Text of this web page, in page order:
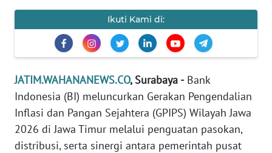
Ikuti Kami di:
JATIM.WAHANANEWS.CO, Surabaya -Bank
Indonesia (BI) meluncurkan Gerakan Pengendalian
Inflasi dan Pangan Sejahtera (GPIPS) Wilayah Jawa
2026 di Jawa Timur melalui penguatan pasokan,
distribusi, serta sinergi antara pemerintah pusat
PEDOMAN
MEDIA
SIBER
REDAKSI